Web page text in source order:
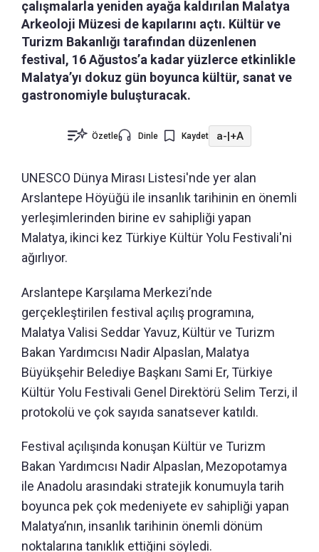
çalışmalarla yeniden ayağa kaldırılan Malatya
Arkeoloji Müzesi de kapılarını açtı. Kültür ve
Turizm Bakanlığı tarafından düzenlenen
festival, 16 Ağustos’a kadar yüzlerce etkinlikle
Malatya’yı dokuz gün boyunca kültür, sanat ve
gastronomiyle buluşturacak.
Özetle Dinle Kaydet a-|+A
UNESCO Dünya Mirası Listesi'nde yer alan
Arslantepe Höyüğü ile insanlık tarihinin en önemli
yerleşimlerinden birine ev sahipliği yapan
Malatya, ikinci kez Türkiye Kültür Yolu Festivali'ni
ağırlıyor.
Arslantepe Karşılama Merkezi’nde
gerçekleştirilen festival açılış programına,
Malatya Valisi Seddar Yavuz, Kültür ve Turizm
Bakan Yardımcısı Nadir Alpaslan, Malatya
Büyükşehir Belediye Başkanı Sami Er, Türkiye
Kültür Yolu Festivali Genel Direktörü Selim Terzi, il
protokolü ve çok sayıda sanatsever katıldı.
Festival açılışında konuşan Kültür ve Turizm
Bakan Yardımcısı Nadir Alpaslan, Mezopotamya
ile Anadolu arasındaki stratejik konumuyla tarih
boyunca pek çok medeniyete ev sahipliği yapan
Malatya’nın, insanlık tarihinin önemli dönüm
noktalarına tanıklık ettiğini söyledi.